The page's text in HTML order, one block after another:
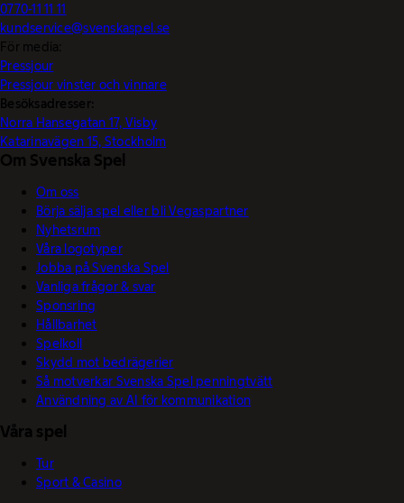
0770-11 11 11
kundservice@svenskaspel.se
För media:
Pressjour
Pressjour vinster och vinnare
Besöksadresser:
Norra Hansegatan 17, Visby
Katarinavägen 15, Stockholm
Om Svenska Spel
Om oss
Börja sälja spel eller bli Vegaspartner
Nyhetsrum
Våra logotyper
Jobba på Svenska Spel
Vanliga frågor & svar
Sponsring
Hållbarhet
Spelkoll
Skydd mot bedrägerier
Så motverkar Svenska Spel penningtvätt
Användning av AI för kommunikation
Våra spel
Tur
Sport & Casino